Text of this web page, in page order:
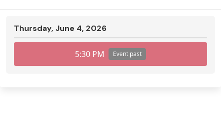
Thursday, June 4, 2026
5:30 PM Event past